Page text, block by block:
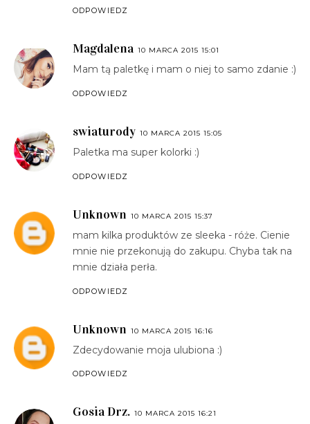
ODPOWIEDZ
Magdalena 10 MARCA 2015 15:01
Mam tą paletkę i mam o niej to samo zdanie :)
ODPOWIEDZ
swiaturody 10 MARCA 2015 15:05
Paletka ma super kolorki :)
ODPOWIEDZ
Unknown 10 MARCA 2015 15:37
mam kilka produktów ze sleeka - róże. Cienie
mnie nie przekonują do zakupu. Chyba tak na
mnie działa perła.
ODPOWIEDZ
Unknown 10 MARCA 2015 16:16
Zdecydowanie moja ulubiona :)
ODPOWIEDZ
Gosia Drz. 10 MARCA 2015 16:21